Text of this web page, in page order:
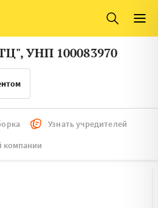
Литва
УНП 100083970
Узнать учредителей
компании